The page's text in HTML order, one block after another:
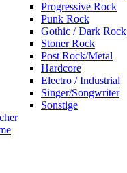
Progressive Rock
Punk Rock
Gothic / Dark Rock
Stoner Rock
Post Rock/Metal
Hardcore
Electro / Industrial
Singer/Songwriter
Sonstige